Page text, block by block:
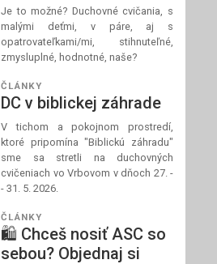
Je to možné? Duchovné cvičania, s
malými deťmi, v páre, aj s
opatrovateľkami/mi, stihnuteľné,
zmysluplné, hodnotné, naše?
ČLÁNKY
DC v biblickej záhrade
V tichom a pokojnom prostredí,
ktoré pripomína "Biblickú záhradu"
sme sa stretli na duchovných
cvičeniach vo Vrbovom v dňoch 27. -
- 31. 5. 2026.
ČLÁNKY
🛍️ Chceš nosiť ASC so
sebou? Objednaj si